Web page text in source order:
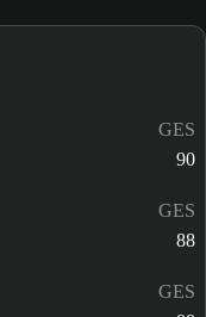
GES
90
GES
88
GES